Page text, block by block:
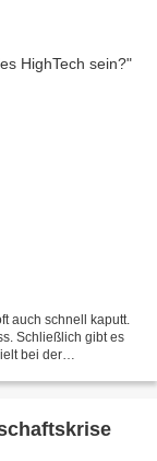
auch schnell kaputt.
Schließlich gibt es
bei der